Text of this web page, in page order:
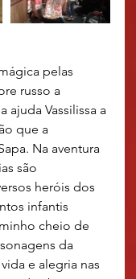
pelas
russo a
ajuda Vassilissa a
que a
Na aventura
são
heróis dos
infantis
cheio de
da
e alegria nas